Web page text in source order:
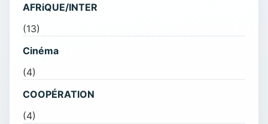
AFRiQUE/INTER
(13)
Cinéma
(4)
COOPÉRATION
(4)